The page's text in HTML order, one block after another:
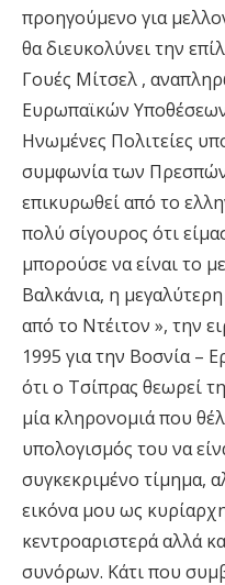
προηγούμενο για
θα διευκολύνει την
Γουές Μίτσελ ,
Ευρωπαϊκών
Ηνωμένες Πολιτείες
συμφωνία των Πρεσπών
επικυρωθεί από το
πολύ σίγουρος ότι
μπορούσε να είναι το
Βαλκάνια, η
από το Ντέιτον », την
1995 για την Βοσνία –
ότι ο Τσίπρας θεωρεί
μία κληρονομιά που
υπολογισμός του να
συγκεκριμένο τίμημα,
εικόνα μου ως
κεντροαριστερά αλλά
συνόρων. Κάτι που